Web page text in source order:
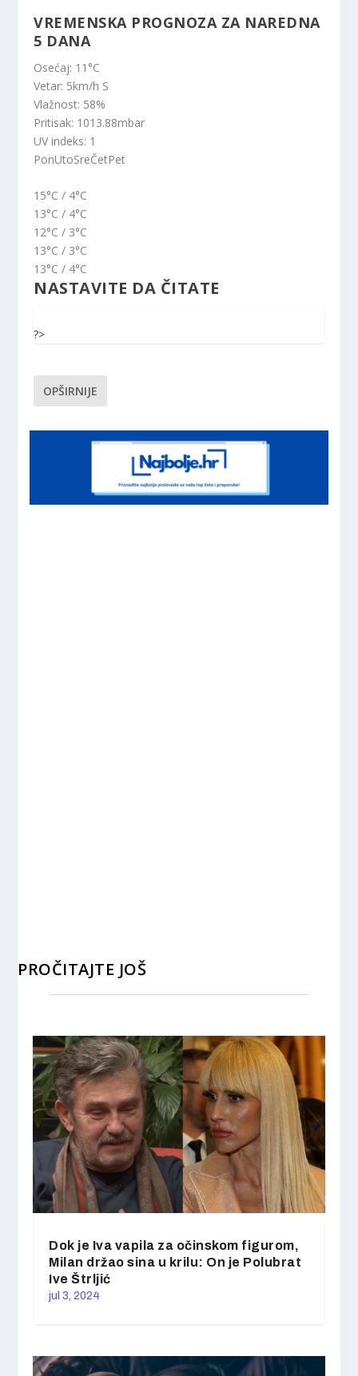
VREMENSKA PROGNOZA ZA NAREDNA
5 DANA
Osećaj: 11 °C
Vetar: 5km/h S
Vlažnost: 58%
Pritisak: 1013.88mbar
UV indeks: 1
PonUtoSreČetPet
15°C / 4°C
13°C / 4°C
12°C / 3°C
13°C / 3°C
13°C / 4°C
NASTAVITE DA ČITATE
?>
OPŠIRNIJE
PROČITAJTE JOŠ
Dok je Iva vapila za očinskom figurom,
Milan držao sina u krilu: On je Polubrat
Ive Štrljić
jul 3, 2024